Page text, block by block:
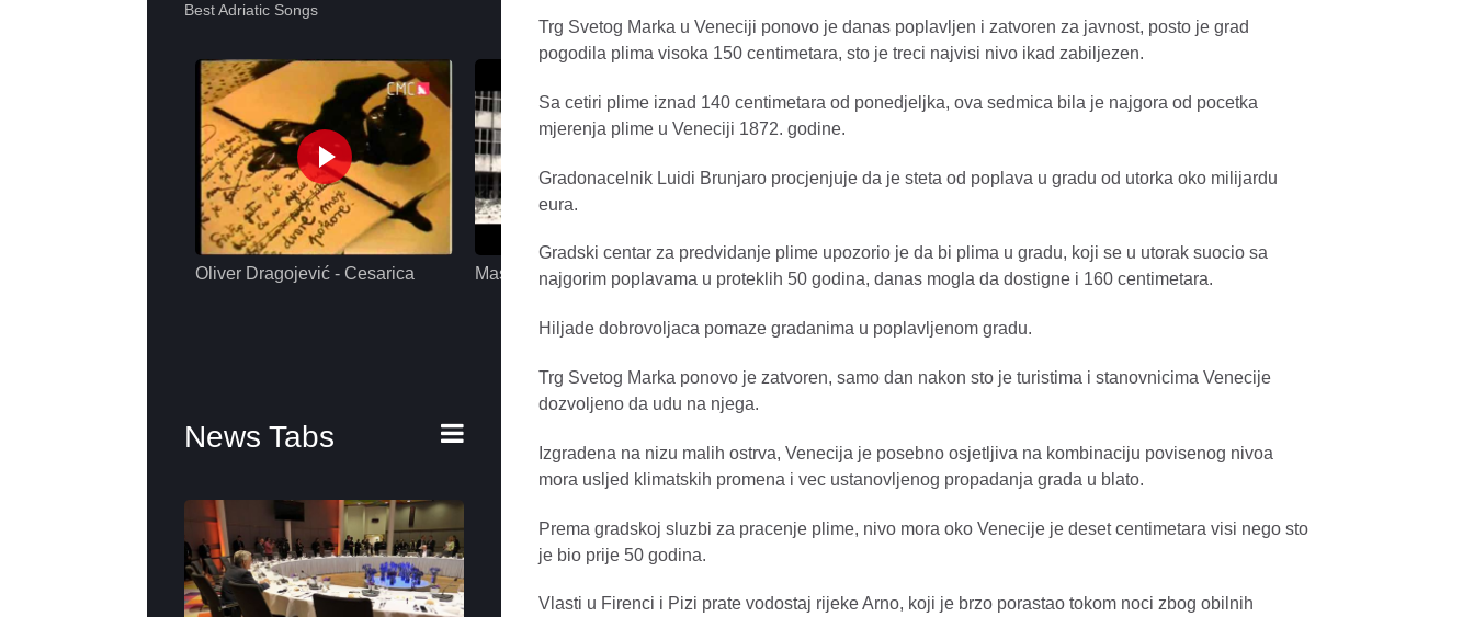
Best Adriatic Songs
Oliver Dragojević - Cesarica Massimo - Iz jednog pogleda MC STOJAN - LA MIAMI Maya Berović - BROJ
News Tabs
Trg Svetog Marka u Veneciji ponovo je danas poplavljen i zatvoren za javnost, posto je grad
pogodila plima visoka 150 centimetara, sto je treci najvisi nivo ikad zabiljezen.
Sa cetiri plime iznad 140 centimetara od ponedjeljka, ova sedmica bila je najgora od pocetka
mjerenja plime u Veneciji 1872. godine.
Gradonacelnik Luidi Brunjaro procjenjuje da je steta od poplava u gradu od utorka oko milijardu
eura.
Gradski centar za predvidanje plime upozorio je da bi plima u gradu, koji se u utorak suocio sa
najgorim poplavama u proteklih 50 godina, danas mogla da dostigne i 160 centimetara.
Hiljade dobrovoljaca pomaze gradanima u poplavljenom gradu.
Trg Svetog Marka ponovo je zatvoren, samo dan nakon sto je turistima i stanovnicima Venecije
dozvoljeno da udu na njega.
Izgradena na nizu malih ostrva, Venecija je posebno osjetljiva na kombinaciju povisenog nivoa
mora usljed klimatskih promena i vec ustanovljenog propadanja grada u blato.
Prema gradskoj sluzbi za pracenje plime, nivo mora oko Venecije je deset centimetara visi nego sto
je bio prije 50 godina.
Vlasti u Firenci i Pizi prate vodostaj rijeke Arno, koji je brzo porastao tokom noci zbog obilnih